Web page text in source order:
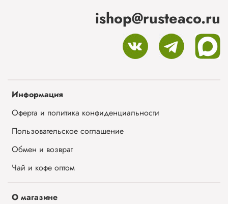
Информация
Оферта и политика конфиденциальности
Пользовательское соглашение
Обмен и возврат
Чай и кофе оптом
О магазине
ishop@rusteaco.ru